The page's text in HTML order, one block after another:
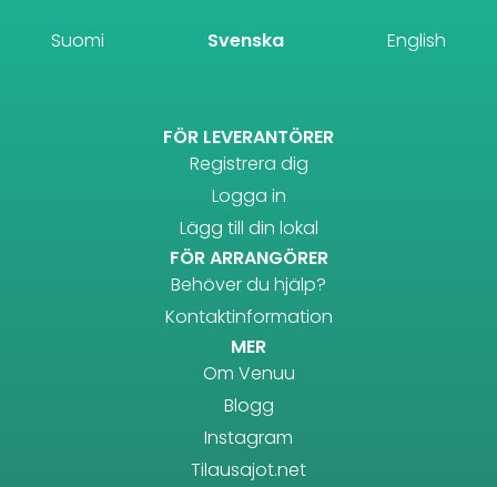
Suomi Svenska English
FÖR LEVERANTÖRER
Registrera dig
Logga in
Lägg till din lokal
FÖR ARRANGÖRER
Behöver du hjälp?
Kontaktinformation
MER
Om Venuu
Blogg
Instagram
Tilausajot.net